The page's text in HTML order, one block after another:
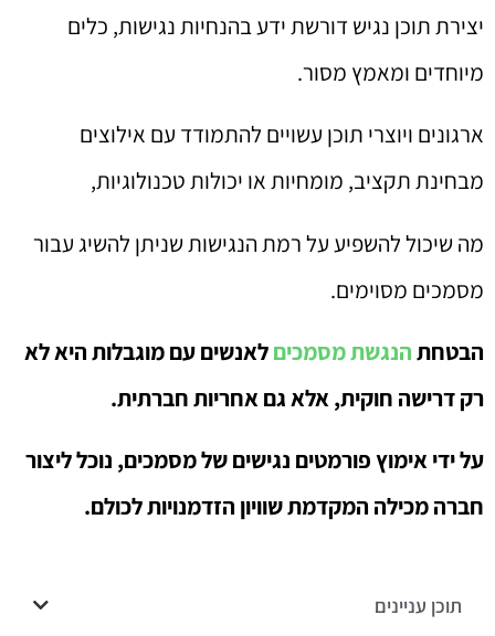
יצירת תוכן נגיש דורשת ידע בהנחיות נגישות, כלים
מיוחדים ומאמץ מסור.
ארגונים ויוצרי תוכן עשויים להתמודד עם אילוצים
מבחינת תקציב, מומחיות או יכולות טכנולוגיות,
מה שיכול להשפיע על רמת הנגישות שניתן להשיג עבור
מסמכים מסוימים.
הבטחתהנגשת מסמכיםלאנשים עם מוגבלות היא לא
רק דרישה חוקית, אלא גם אחריות חברתית.
על ידי אימוץ פורמטים נגישים של מסמכים, נוכל ליצור
חברה מכילה המקדמת שוויון הזדמנויות לכולם.
תוכן עניינים